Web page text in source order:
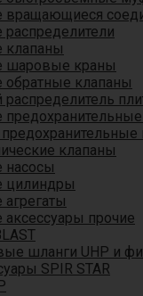
вращающиеся
распределители
клапаны
шаровые краны
обратные клапаны
распределитель
клапаны
насосы
цилиндры
агрегаты
аксессуары прочие
шланги UHP и
SPIR STAR